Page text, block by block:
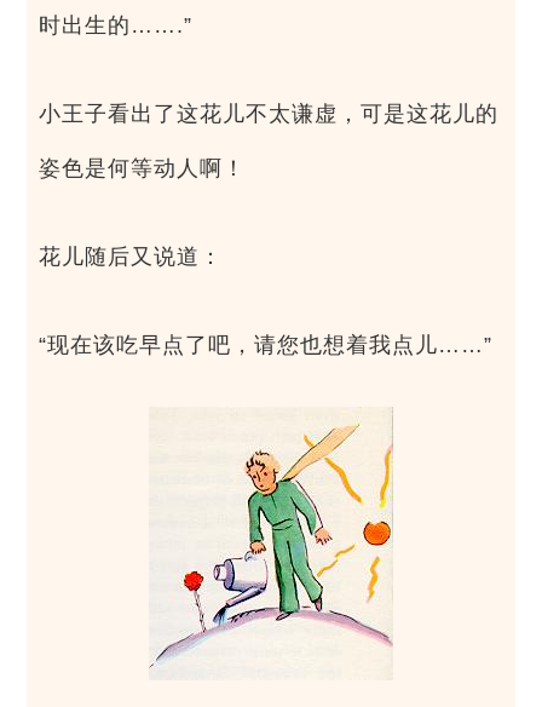
时出生的…….”
小王子看出了这花儿不太谦虚，可是这花儿的
姿色是何等动人啊！
花儿随后又说道：
“现在该吃早点了吧，请您也想着我点儿……”